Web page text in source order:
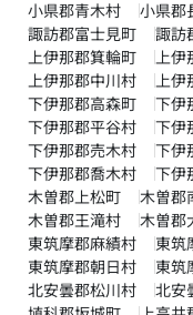
小県郡青木村
小県郡
諏訪郡富士見町
諏訪
上伊那郡箕輪町
上伊
上伊那郡中川村
上伊
下伊那郡高森町
下伊
下伊那郡平谷村
下伊
下伊那郡売木村
下伊
下伊那郡喬木村
下伊
木曽郡上松町
木曽郡
木曽郡王滝村
木曽郡
東筑摩郡麻績村
東筑
東筑摩郡朝日村
東筑
北安曇郡松川村
北安